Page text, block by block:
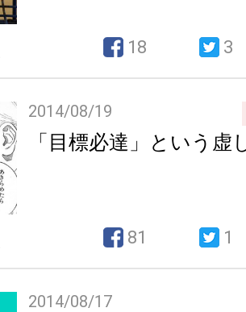
18 3
2014/08/19
「目標必達」という虚
81 1
2014/08/17